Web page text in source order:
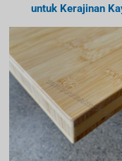
untuk Kerajinan